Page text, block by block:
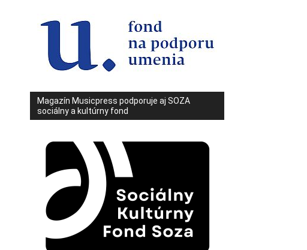
Magazín Musicpress podporuje aj SOZA
sociálny a kultúrny fond